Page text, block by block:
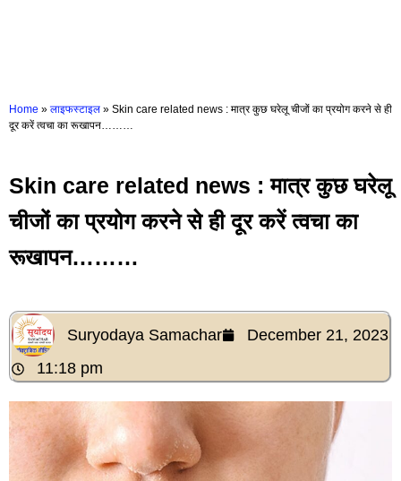
Home » लाइफस्टाइल » Skin care related news : मात्र कुछ घरेलू चीजों का प्रयोग करने से ही
दूर करें त्वचा का रूखापन………
Skin care related news : मात्र कुछ घरेलू
चीजों का प्रयोग करने से ही दूर करें त्वचा का
रूखापन………
Suryodaya Samachar
December 21, 2023
11:18 pm